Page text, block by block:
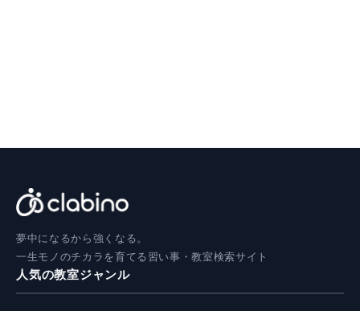
夢中になるから強くなる。
一生モノのチカラを育てる習い事・教室検索サイト
人気の教室ジャンル